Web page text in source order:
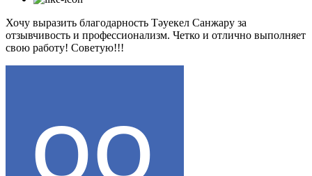
Хочу выразить благодарность Тәуекел Санжару за
отзывчивость и профессионализм. Четко и отлично выполняет
свою работу! Советую!!!